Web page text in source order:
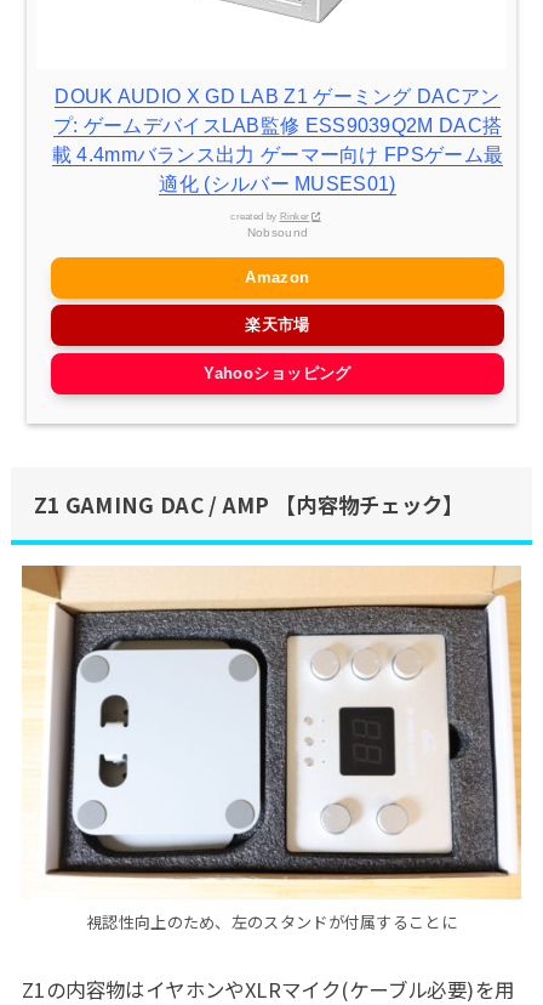
DOUK AUDIO X GD LAB Z1 ゲーミング DACアン
プ: ゲームデバイスLAB監修 ESS9039Q2M DAC搭
載 4.4mmバランス出力 ゲーマー向け FPSゲーム最
適化 (シルバー MUSES01)
created by Rinker
Nobsound
Amazon
楽天市場
Yahooショッピング
Z1 GAMING DAC / AMP 【内容物チェック】
視認性向上のため、左のスタンドが付属することに
Z1の内容物はイヤホンやXLRマイク(ケーブル必要)を用